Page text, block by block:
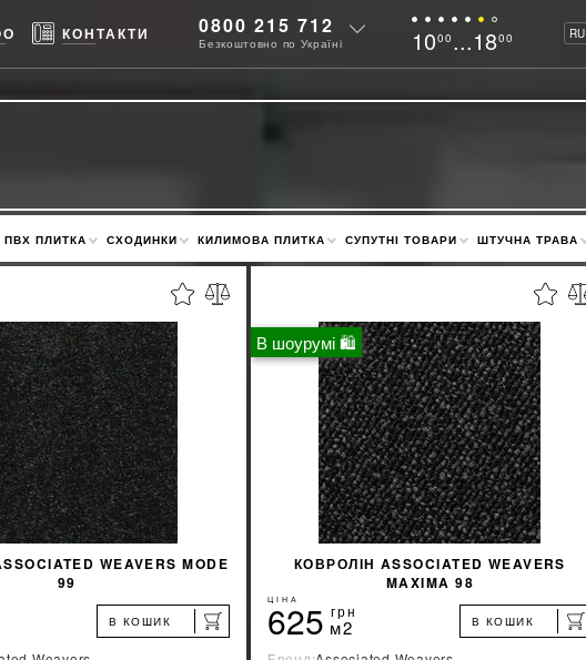
КОНТАКТИ 0800 215 712
Безкоштовно по Україні 1000 ...1800 RU
ПВХ ПЛИТКА СХОДИНКИ КИЛИМОВА ПЛИТКА СУПУТНІ ТОВАРИ ШТУЧНА ТРАВА
WEAVERS MODE
99
В КОШИК
В шоурумі 🛍
КОВРОЛІН ASSOCIATED WEAVERS
MAXIMA 98
ЦІНА
625 грн
м2 В КОШИК